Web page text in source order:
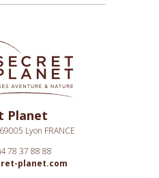
Planet
Lyon FRANCE
78 37 88 88
planet.com